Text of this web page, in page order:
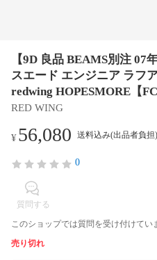
【9D 良品 BEAMS別注 07
スエード エンジニア ラフ
redwing HOPESMORE【
RED WING
¥56,080 送料込み(出品者負担)
0
質問する
このショップでは質問を受け付けてい
売り切れ